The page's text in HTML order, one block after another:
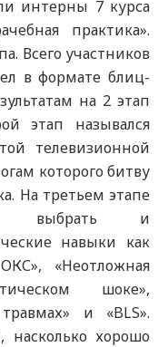
интерны 7 курса
практика».
Всего участников
в формате блиц-
на 2 этап
этап назывался
телевизионной
которого битву
На третьем этапе
выбрать и
навыки как
«Неотложная
шоке»,
и «BLS».
хорошо